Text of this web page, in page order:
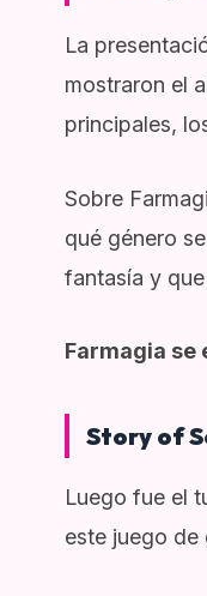
La
mostraron el
principales,
Sobre
qué género
fantasía y
Farmagia se
Story of
Luego fue el
este juego de